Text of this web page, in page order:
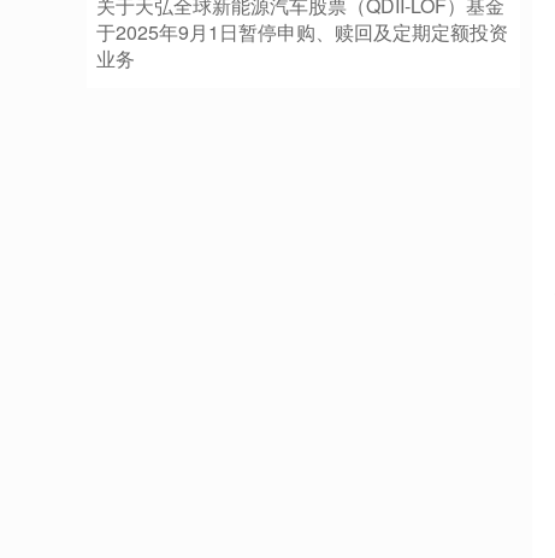
关于天弘全球新能源汽车股票（QDII-LOF）基金
于2025年9月1日暂停申购、赎回及定期定额投资
业务